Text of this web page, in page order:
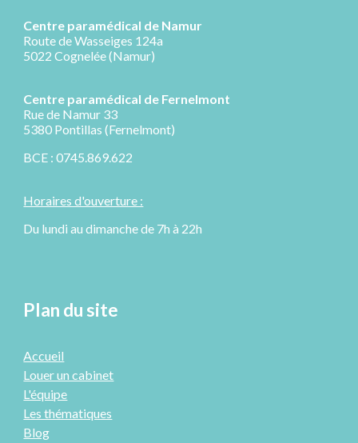
Centre paramédical de Namur
Route de Wasseiges 124a
5022 Cognelée (Namur)
Centre paramédical de Fernelmont
Rue de Namur 33
5380 Pontillas (Fernelmont)
BCE : 0745.869.622
Horaires d'ouverture :
Du lundi au dimanche de 7h à 22h
Plan du site
Accueil
Louer un cabinet
L'équipe
Les thématiques
Blog